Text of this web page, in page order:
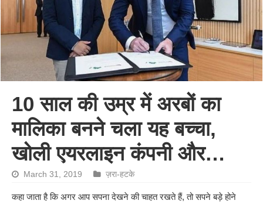
10 साल की उम्र में अरबों का
मालिका बनने चला यह बच्चा,
खोली एयरलाइन कंपनी और…
March 31, 2019 ज़रा-हटके
कहा जाता है कि अगर आप सपना देखने की चाहत रखते हैं, तो सपने बड़े होने